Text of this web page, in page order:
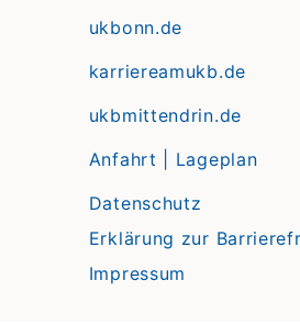
ukbonn.de
karriereamukb.de
ukbmittendrin.de
Anfahrt | Lageplan
Datenschutz
Erklärung zur
Impressum